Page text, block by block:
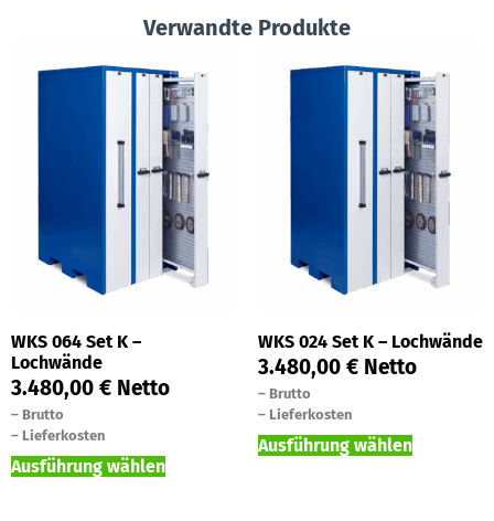
Verwandte Produkte
WKS 064 Set K –
Lochwände
3.480,00 € Netto
– Brutto
– Lieferkosten
Ausführung wählen
WKS 024 Set K – Lochwände
3.480,00 € Netto
– Brutto
– Lieferkosten
Ausführung wählen